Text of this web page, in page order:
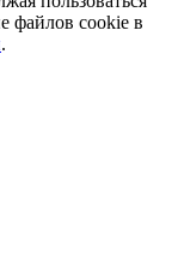
файлов cookie в
.